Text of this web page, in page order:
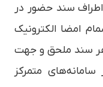
اطراف سند حضور در
امضا الکترونیک
هر سند ملحق و جهت
متمرکز